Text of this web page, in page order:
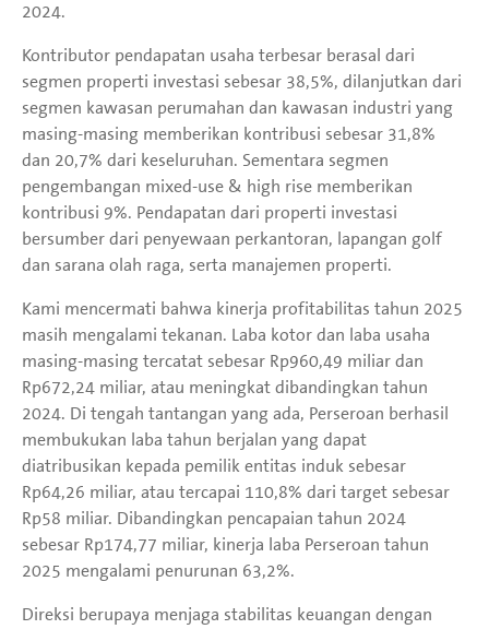
2024.
Kontributor pendapatan usaha terbesar berasal dari
segmen properti investasi sebesar 38,5%, dilanjutkan dari
segmen kawasan perumahan dan kawasan industri yang
masing-masing memberikan kontribusi sebesar 31,8%
dan 20,7% dari keseluruhan. Sementara segmen
pengembangan mixed-use & high rise memberikan
kontribusi 9%. Pendapatan dari properti investasi
bersumber dari penyewaan perkantoran, lapangan golf
dan sarana olah raga, serta manajemen properti.
Kami mencermati bahwa kinerja profitabilitas tahun 2025
masih mengalami tekanan. Laba kotor dan laba usaha
masing-masing tercatat sebesar Rp960,49 miliar dan
Rp672,24 miliar, atau meningkat dibandingkan tahun
2024. Di tengah tantangan yang ada, Perseroan berhasil
membukukan laba tahun berjalan yang dapat
diatribusikan kepada pemilik entitas induk sebesar
Rp64,26 miliar, atau tercapai 110,8% dari target sebesar
Rp58 miliar. Dibandingkan pencapaian tahun 2024
sebesar Rp174,77 miliar, kinerja laba Perseroan tahun
2025 mengalami penurunan 63,2%.
Direksi berupaya menjaga stabilitas keuangan dengan